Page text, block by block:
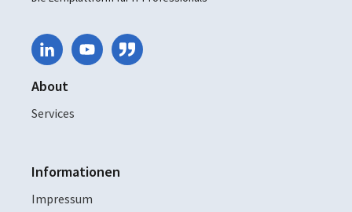
About
Services
Informationen
Impressum